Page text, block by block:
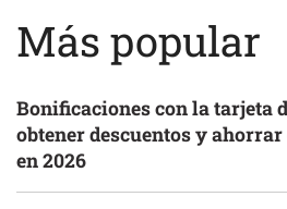
Más popular
Bonificaciones con la tarjeta
obtener descuentos y ahorrar
en 2026